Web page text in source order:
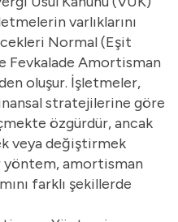
varlıklarını
Normal (Eşit
Fevkalade Amortisman
oluşur. İşletmeler,
stratejilerine göre
özgürdür, ancak
veya değiştirmek
yöntem, amortisman
farklı şekillerde